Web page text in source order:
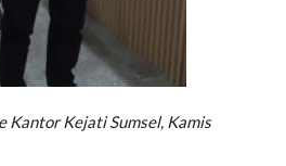
Kantor Kejati Sumsel, Kamis